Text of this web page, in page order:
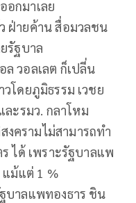
อกมาเลย
ฝ่ายค้าน สื่อมวลชน
รัฐบาล
วอลเลต ก็เปลี่น
โดยภูมิธรรม เวชย
ะรมว. กลาโหม
ครามไม่สามารถทำ
ได้ เพราะรัฐบาลแพ
แม้แต่ 1 %
บาลแพทองธาร ชิน